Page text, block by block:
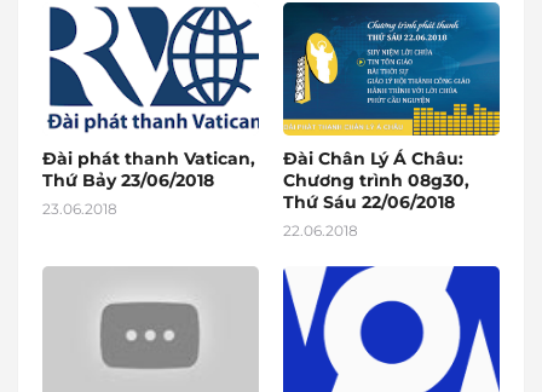
Đài phát thanh Vatican,
Thứ Bảy 23/06/2018
23.06.2018
Đài Chân Lý Á Châu:
Chương trình 08g30,
Thứ Sáu 22/06/2018
22.06.2018